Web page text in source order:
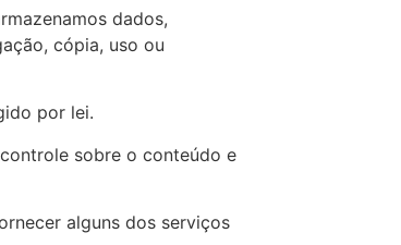
dados,
cópia, uso ou
por lei.
sobre o conteúdo e
alguns dos serviços